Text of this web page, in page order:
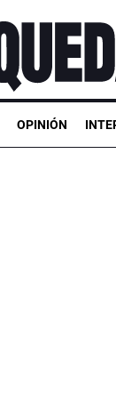
OPINIÓN